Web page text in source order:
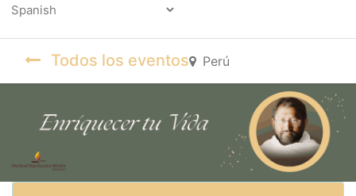
Todos los eventos Perú